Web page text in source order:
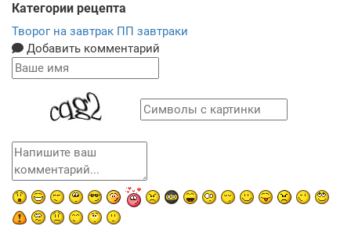
Категории рецепта
Творог на завтрак ПП завтраки
Добавить комментарий